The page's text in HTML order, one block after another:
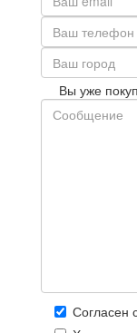
Вы уже
Согласен